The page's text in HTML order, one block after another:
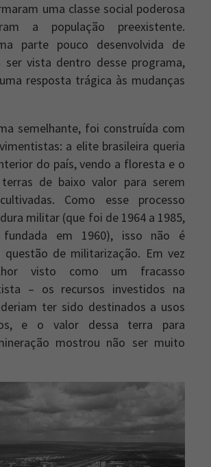
uma classe social poderosa
a população preexistente.
parte pouco desenvolvida de
ser vista dentro desse programa,
resposta trágica às mudanças
semelhante, foi construída com
a elite brasileira queria
do país, vendo a floresta e o
de baixo valor para serem
Como esse processo
militar (que foi de 1964 a 1985,
em 1960), isso não é
questão de militarização. Em vez
visto como um fracasso
– os recursos investidos na
ter sido destinados a usos
e o valor dessa terra para
mostrou não ser muito